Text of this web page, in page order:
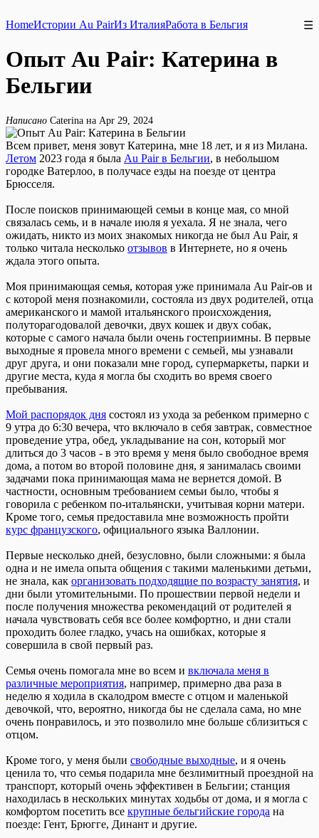
☰
HomeИстории Au PairИз ИталияРабота в Бельгия
Опыт Au Pair: Катерина в
Бельгии
Написано Caterina на Apr 29, 2024
Всем привет, меня зовут Катерина, мне 18 лет, и я из Милана.
Летом 2023 года я была Au Pair в Бельгии, в небольшом
городке Ватерлоо, в получасе езды на поезде от центра
Брюсселя.
После поисков принимающей семьи в конце мая, со мной
связалась семь, и в начале июля я уехала. Я не знала, чего
ожидать, никто из моих знакомых никогда не был Au Pair, я
только читала несколько отзывов в Интернете, но я очень
ждала этого опыта.
Моя принимающая семья, которая уже принимала Au Pair-ов и
с которой меня познакомили, состояла из двух родителей, отца
американского и мамой итальянского происхождения,
полуторагодовалой девочки, двух кошек и двух собак,
которые с самого начала были очень гостеприимны. В первые
выходные я провела много времени с семьей, мы узнавали
друг друга, и они показали мне город, супермаркеты, парки и
другие места, куда я могла бы сходить во время своего
пребывания.
Мой распорядок дня состоял из ухода за ребенком примерно с
9 утра до 6:30 вечера, что включало в себя завтрак, совместное
проведение утра, обед, укладывание на сон, который мог
длиться до 3 часов - в это время у меня было свободное время
дома, а потом во второй половине дня, я занималась своими
задачами пока принимающая мама не вернется домой. В
частности, основным требованием семьи было, чтобы я
говорила с ребенком по-итальянски, учитывая корни матери.
Кроме того, семья предоставила мне возможность пройти
курс французского, официального языка Валлонии.
Первые несколько дней, безусловно, были сложными: я была
одна и не имела опыта общения с такими маленькими детьми,
не знала, как организовать подходящие по возрасту занятия, и
дни были утомительными. По прошествии первой недели и
после получения множества рекомендаций от родителей я
начала чувствовать себя все более комфортно, и дни стали
проходить более гладко, учась на ошибках, которые я
совершила в свой первый раз.
Семья очень помогала мне во всем и включала меня в
различные мероприятия, например, примерно два раза в
неделю я ходила в скалодром вместе с отцом и маленькой
девочкой, что, вероятно, никогда бы не сделала сама, но мне
очень понравилось, и это позволило мне больше сблизиться с
отцом.
Кроме того, у меня были свободные выходные, и я очень
ценила то, что семья подарила мне безлимитный проездной на
транспорт, который очень эффективен в Бельгии; станция
находилась в нескольких минутах ходьбы от дома, и я могла с
комфортом посетить все крупные бельгийские города на
поезде: Гент, Брюгге, Динант и другие.